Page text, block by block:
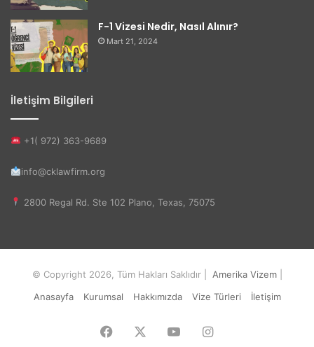
F-1 Vizesi Nedir, Nasıl Alınır?
Mart 21, 2024
İletişim Bilgileri
+1( 972) 363-9689
info@cklawfirm.org
2800 Regal Rd. Ste 102 Plano, Texas, 75075
© Copyright 2026, Tüm Hakları Saklıdır | Amerika Vizem|
Anasayfa
Kurumsal Hakkımızda Vize Türleri İletişim
Facebook YouTubeInstagram